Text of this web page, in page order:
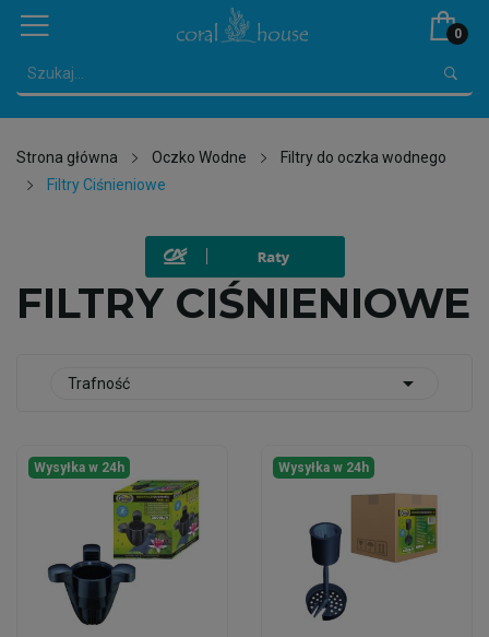
0
Strona główna Oczko Wodne
Filtry do oczka wodnego
Filtry Ciśnieniowe
FILTRY CIŚNIENIOWE
Trafność 
Wysyłka w 24h Wysyłka w 24h